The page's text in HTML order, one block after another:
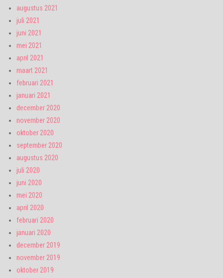
augustus 2021
juli 2021
juni 2021
mei 2021
april 2021
maart 2021
februari 2021
januari 2021
december 2020
november 2020
oktober 2020
september 2020
augustus 2020
juli 2020
juni 2020
mei 2020
april 2020
februari 2020
januari 2020
december 2019
november 2019
oktober 2019